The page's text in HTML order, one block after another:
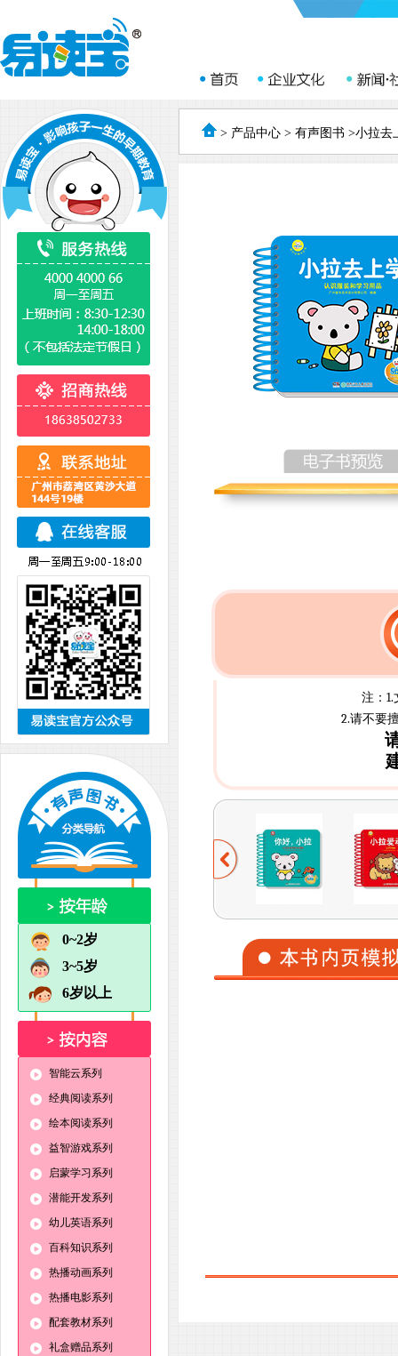
0~2岁
3~5岁
6岁以上
智能云系列
经典阅读系列
绘本阅读系列
益智游戏系列
启蒙学习系列
潜能开发系列
幼儿英语系列
百科知识系列
热播动画系列
热播电影系列
配套教材系列
礼盒赠品系列
> 产品中心 > 有声图书 >小拉去
注：
2.请不要